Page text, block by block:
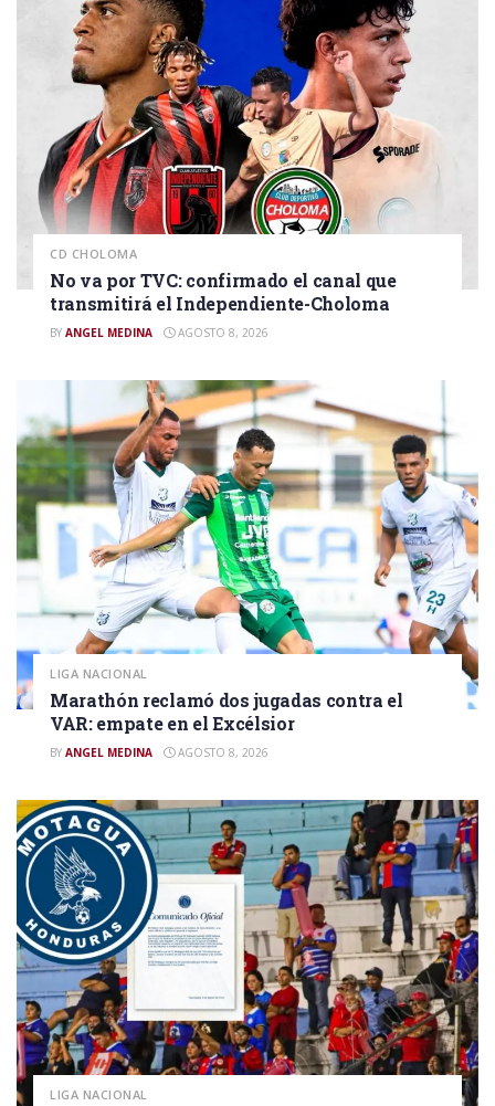
CD CHOLOMA
No va por TVC: confirmado el canal que
transmitirá el Independiente-Choloma
BY ANGEL MEDINA AGOSTO 8, 2026
LIGA NACIONAL
Marathón reclamó dos jugadas contra el
VAR: empate en el Excélsior
BY ANGEL MEDINA AGOSTO 8, 2026
LIGA NACIONAL